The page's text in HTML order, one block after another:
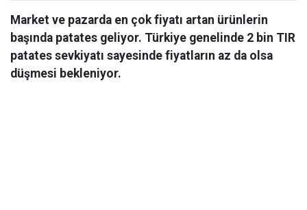
Market ve pazarda en çok fiyatı artan ürünlerin
başında patates geliyor. Türkiye genelinde 2 bin TIR
patates sevkiyatı sayesinde fiyatların az da olsa
düşmesi bekleniyor.